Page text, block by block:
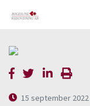
15 september 2022